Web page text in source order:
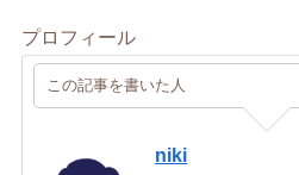
プロフィール
この記事を書いた人
niki